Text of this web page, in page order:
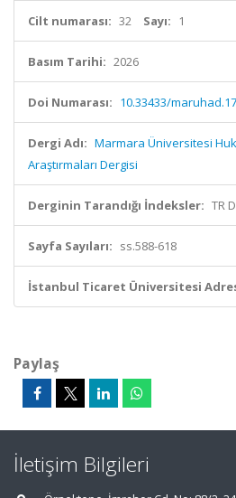
Cilt numarası: 32 Sayı: 1
Basım Tarihi: 2026
Doi Numarası: 10.33433/
Dergi Adı: Marmara Üniversitesi
Araştırmaları Dergisi
Derginin Tarandığı İndeksler: TR
Sayfa Sayıları: ss.588-618
İstanbul Ticaret Üniversitesi
Paylaş
İletişim Bilgileri